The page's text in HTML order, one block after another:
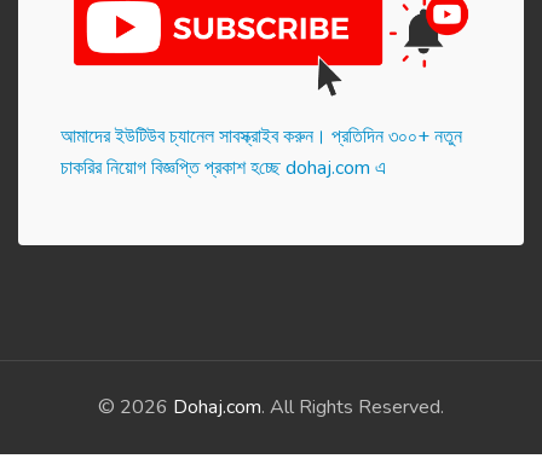
আমাদের ইউটিউব চ্যানেল সাবস্ক্রাইব করুন। প্র‌তি‌দিন ৩০০+ নতুন
চাকরির নিয়োগ বিজ্ঞপ্তি প্রকাশ হ‌চ্ছে dohaj.com এ
© 2026 Dohaj.com. All Rights Reserved.